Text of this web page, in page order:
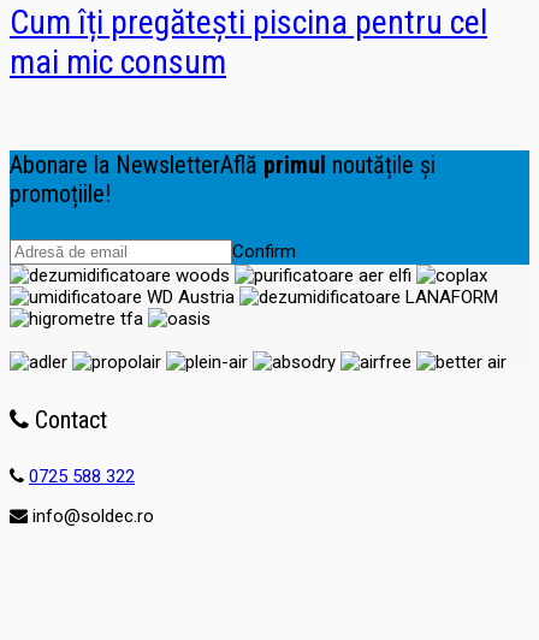
Cum îți pregătești piscina pentru cel
mai mic consum
Abonare la NewsletterAflă primul noutățile și
promoțiile!
Confirm
Contact
0725 588 322
info@soldec.ro